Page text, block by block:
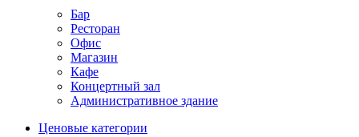
Бар
Ресторан
Офис
Магазин
Кафе
Концертный зал
Административное здание
Ценовые категории